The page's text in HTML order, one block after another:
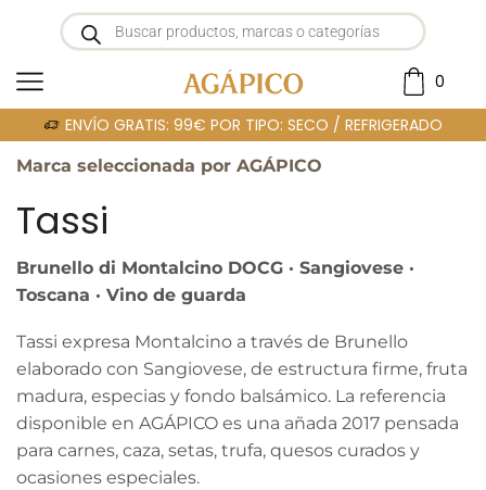
0
ENVÍO GRATIS: 99€ POR TIPO: SECO / REFRIGERADO
Portada»TASSI
Marca seleccionada por AGÁPICO
Tassi
Brunello di Montalcino DOCG · Sangiovese ·
Toscana · Vino de guarda
Tassi expresa Montalcino a través de Brunello
elaborado con Sangiovese, de estructura firme, fruta
madura, especias y fondo balsámico. La referencia
disponible en AGÁPICO es una añada 2017 pensada
para carnes, caza, setas, trufa, quesos curados y
ocasiones especiales.